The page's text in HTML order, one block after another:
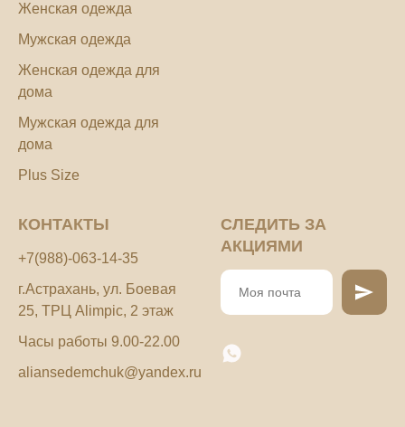
Женская одежда
Мужская одежда
Женская одежда для
дома
Мужская одежда для
дома
Plus Size
КОНТАКТЫ
+7(988)-063-14-35
г.Астрахань, ул. Боевая
25, ТРЦ Alimpic, 2 этаж
Часы работы 9.00-22.00
aliansedemchuk@yandex.ru
СЛЕДИТЬ ЗА
АКЦИЯМИ